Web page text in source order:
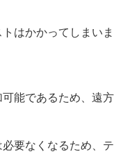
はかかってしまい
能であるため、遠
要なくなるため、